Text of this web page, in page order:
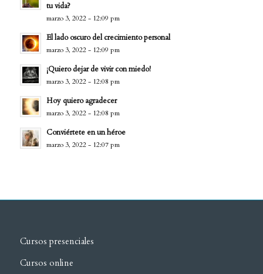
tu vida?
marzo 3, 2022 - 12:09 pm
El lado oscuro del crecimiento personal
marzo 3, 2022 - 12:09 pm
¡Quiero dejar de vivir con miedo!
marzo 3, 2022 - 12:08 pm
Hoy quiero agradecer
marzo 3, 2022 - 12:08 pm
Conviértete en un héroe
marzo 3, 2022 - 12:07 pm
Cursos presenciales
Cursos online